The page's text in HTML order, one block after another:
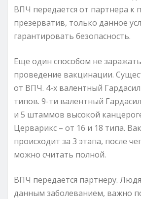
ВПЧ передается от партнера к
презерватив, только данное
гарантировать безопасность.
Еще один способом не
проведение вакцинации.
от ВПЧ. 4-х валентный Гардасил
типов. 9-ти валентный
и 5 штаммов высокой
Церварикс – от 16 и 18 типа.
происходит за 3 этапа, после
можно считать полной.
ВПЧ передается партнеру.
данным заболеванием, важно